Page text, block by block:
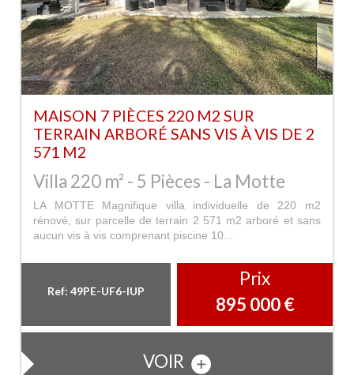
MAISON 7 PIÈCES 220 M2 SUR
TERRAIN ARBORÉ SANS VIS À VIS DE 2
571 M2
Villa 220 m² - 5 Pièces - La Motte
LA MOTTE Magnifique villa individuelle de 220 m2
rénové, sur parcelle de terrain 2 571 m2 arboré et sans
aucun vis à vis comprenant piscine 10...
Ref: 49PE-UF6-IUP
Prix
895 000 €
VOIR